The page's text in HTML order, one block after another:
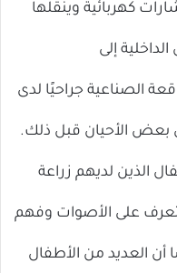
كهربائية وينقلها
إلى
الصناعية جراحيًا لدى
الذين لديهم زراعة
على الأصوات وفهم
أن العديد من الأطفال